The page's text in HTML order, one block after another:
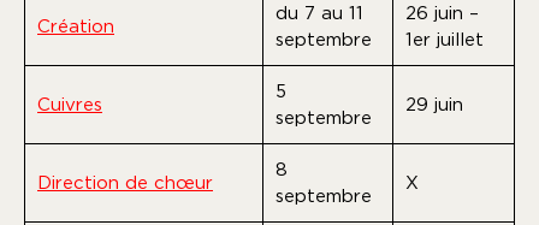
Création
du 7 au 11
septembre
26 juin –
1er juillet
Cuivres
5
septembre
29 juin
Direction de chœur
8
septembre
X